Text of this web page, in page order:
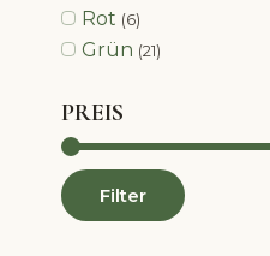
Rot (6)
Grün (21)
PREIS
Filter